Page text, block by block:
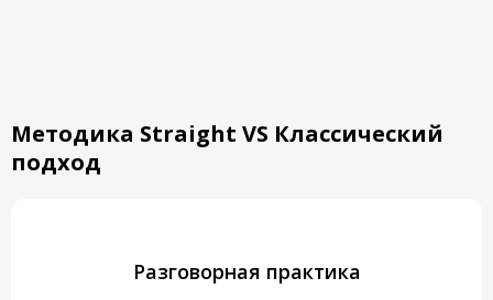
Методика Straight VS Классический
подход
Разговорная практика